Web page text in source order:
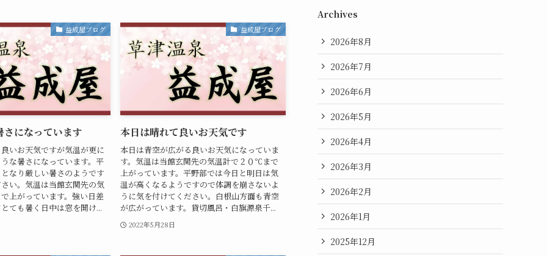
益成屋ブログ
さになっています
いお天気ですが気温が更に
な暑さになっています。平
なり厳しい暑さのようです
い。気温は当館玄関先の気
上がっています。強い日差
ても暑く日中は窓を開け...
益成屋ブログ
本日は晴れて良いお天気です
本日は青空が広がる良いお天気になっていま
す。気温は当館玄関先の気温計で２０℃まで
上がっています。平野部では今日と明日は気
温が高くなるようですので体調を崩さないよ
うに気を付けてください。白根山方面も青空
が広がっています。貸切風呂・白旗源泉千...
2022年5月28日
Archives
2026年8月
2026年7月
2026年6月
2026年5月
2026年4月
2026年3月
2026年2月
2026年1月
2025年12月